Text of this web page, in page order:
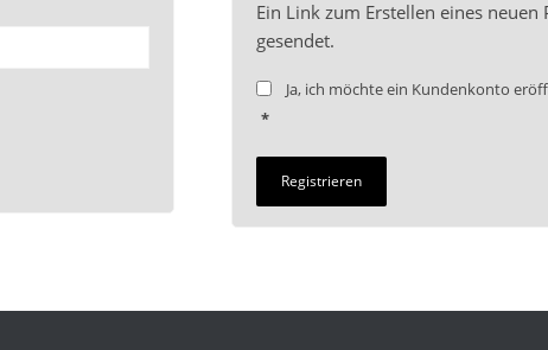
Ein Link zum Erstellen eines
gesendet.
Ja, ich möchte ein Kundenkonto
*
Registrieren